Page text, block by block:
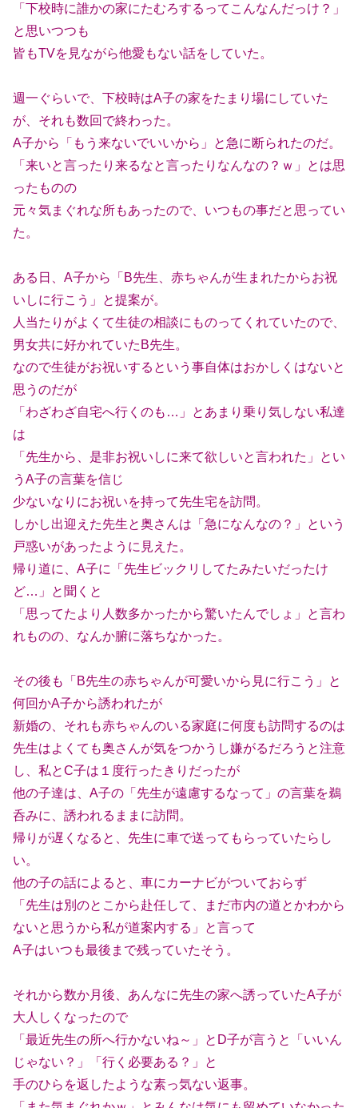
「下校時に誰かの家にたむろするってこんなんだっけ？」
と思いつつも
皆もTVを見ながら他愛もない話をしていた。
週一ぐらいで、下校時はA子の家をたまり場にしていた
が、それも数回で終わった。
A子から「もう来ないでいいから」と急に断られたのだ。
「来いと言ったり来るなと言ったりなんなの？ｗ」とは思
ったものの
元々気まぐれな所もあったので、いつもの事だと思ってい
た。
ある日、A子から「B先生、赤ちゃんが生まれたからお祝
いしに行こう」と提案が。
人当たりがよくて生徒の相談にものってくれていたので、
男女共に好かれていたB先生。
なので生徒がお祝いするという事自体はおかしくはないと
思うのだが
「わざわざ自宅へ行くのも…」とあまり乗り気しない私達
は
「先生から、是非お祝いしに来て欲しいと言われた」とい
うA子の言葉を信じ
少ないなりにお祝いを持って先生宅を訪問。
しかし出迎えた先生と奥さんは「急になんなの？」という
戸惑いがあったように見えた。
帰り道に、A子に「先生ビックリしてたみたいだったけ
ど…」と聞くと
「思ってたより人数多かったから驚いたんでしょ」と言わ
れものの、なんか腑に落ちなかった。
その後も「B先生の赤ちゃんが可愛いから見に行こう」と
何回かA子から誘われたが
新婚の、それも赤ちゃんのいる家庭に何度も訪問するのは
先生はよくても奥さんが気をつかうし嫌がるだろうと注意
し、私とC子は１度行ったきりだったが
他の子達は、A子の「先生が遠慮するなって」の言葉を鵜
呑みに、誘われるままに訪問。
帰りが遅くなると、先生に車で送ってもらっていたらし
い。
他の子の話によると、車にカーナビがついておらず
「先生は別のとこから赴任して、まだ市内の道とかわから
ないと思うから私が道案内する」と言って
A子はいつも最後まで残っていたそう。
それから数か月後、あんなに先生の家へ誘っていたA子が
大人しくなったので
「最近先生の所へ行かないね～」とD子が言うと「いいん
じゃない？」「行く必要ある？」と
手のひらを返したような素っ気ない返事。